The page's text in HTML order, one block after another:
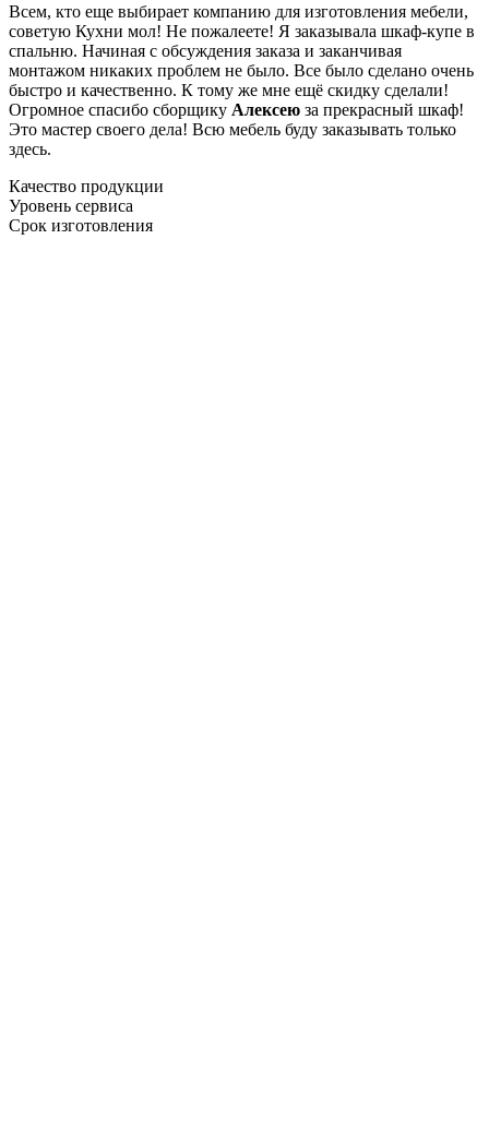
Всем, кто еще выбирает компанию для изготовления мебели,
советую Кухни мол! Не пожалеете! Я заказывала шкаф-купе в
спальню. Начиная с обсуждения заказа и заканчивая
монтажом никаких проблем не было. Все было сделано очень
быстро и качественно. К тому же мне ещё скидку сделали!
Огромное спасибо сборщику Алексею за прекрасный шкаф!
Это мастер своего дела! Всю мебель буду заказывать только
здесь.
Качество продукции
Уровень сервиса
Срок изготовления